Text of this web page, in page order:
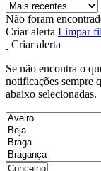
Não foram
Criar alerta Limpar
Criar alerta
Se não encontra o
notificações sempre
abaixo selecionadas.